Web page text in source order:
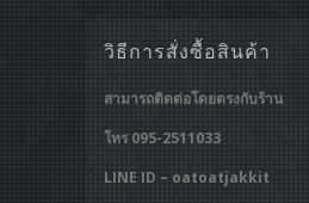
วิธีการสั่งซื้อสินค้า
สามารถติดต่อโดยตรงกับร้าน
โทร 095-2511033
LINE ID – oatoatjakkit